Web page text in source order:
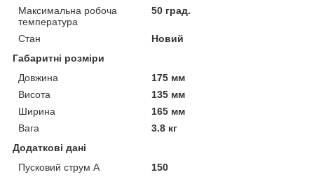
Максимальна робоча
температура
50 град.
Стан
Новий
Габаритні розміри
Довжина
175 мм
Висота
135 мм
Ширина
165 мм
Вага
3.8 кг
Додаткові дані
Пусковий струм А
150